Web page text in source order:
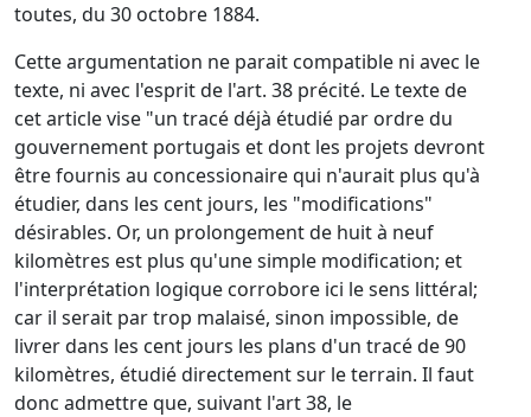
toutes, du 30 octobre 1884.
Cette argumentation ne parait compatible ni avec le
texte, ni avec l'esprit de l'art. 38 précité. Le texte de
cet article vise "un tracé déjà étudié par ordre du
gouvernement portugais et dont les projets devront
être fournis au concessionaire qui n'aurait plus qu'à
étudier, dans les cent jours, les "modifications"
désirables. Or, un prolongement de huit à neuf
kilomètres est plus qu'une simple modification; et
l'interprétation logique corrobore ici le sens littéral;
car il serait par trop malaisé, sinon impossible, de
livrer dans les cent jours les plans d'un tracé de 90
kilomètres, étudié directement sur le terrain. Il faut
donc admettre que, suivant l'art 38, le